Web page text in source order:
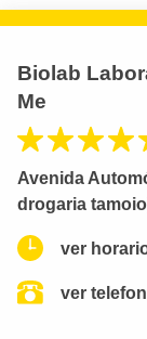
Biolab
Me
Avenida
drogaria
ver
ver